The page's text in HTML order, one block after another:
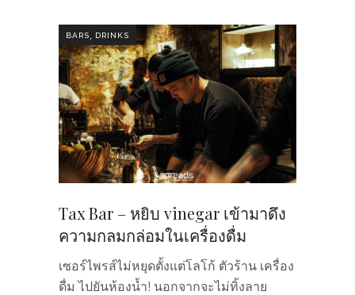
BARS, DRINKS
Tax Bar – หยิบ vinegar เข้ามาดึง
ความกลมกล่อมในเครื่องดื่ม
เซอร์ไพรส์ไม่หยุดตั้งแต่โลโก้ ตัวร้าน เครื่อง
ดื่ม ไปยันห้องน้ำ! นอกจากจะไม่ทิ้งลาย